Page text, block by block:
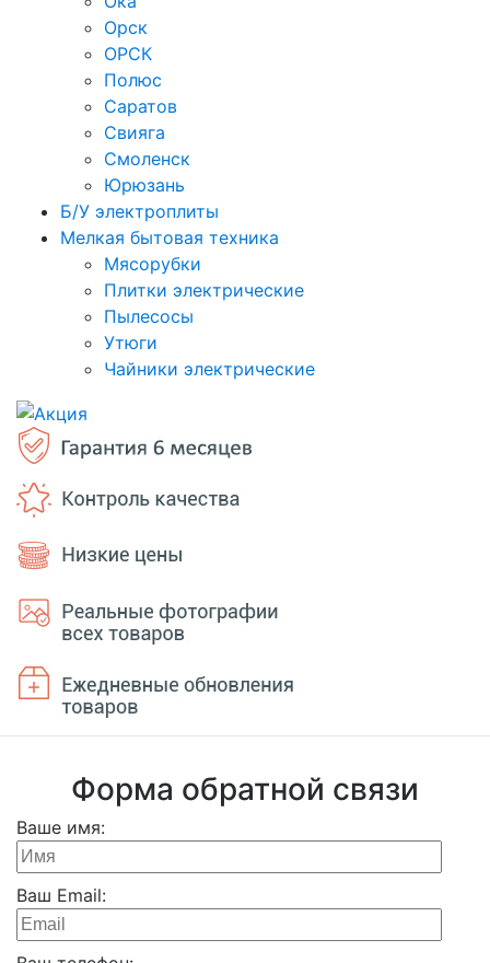
Орск
ОРСК
Полюс
Саратов
Свияга
Смоленск
Юрюзань
Б/У электроплиты
Мелкая бытовая техника
Мясорубки
Плитки электрические
Пылесосы
Утюги
Чайники электрические
Форма обратной связи
Ваше имя:
Ваш Email: